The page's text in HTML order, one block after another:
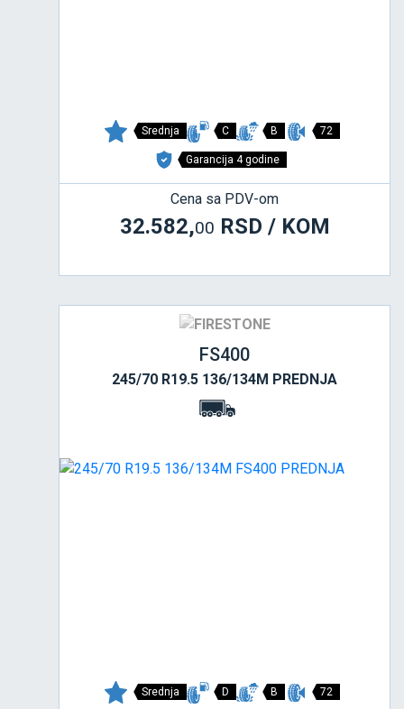
Srednja C B 72
Garancija 4 godine
Cena sa PDV-om
32.582,00 RSD / KOM
FS400
245/70 R19.5 136/134M PREDNJA
Srednja D B 72